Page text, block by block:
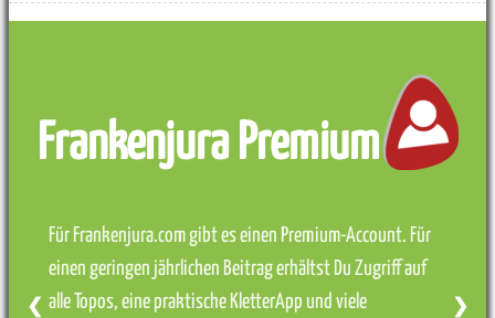
Frankenjura Premium
Für Frankenjura.com gibt es einen Premium-Account. Für
einen geringen jährlichen Beitrag erhältst Du Zugriff auf
alle Topos, eine praktische KletterApp und viele
❮ ❯